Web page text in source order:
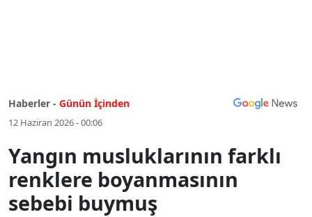
Haberler - Günün İçinden
12 Haziran 2026 - 00:06
Yangın musluklarının farklı
renklere boyanmasının
sebebi buymuş